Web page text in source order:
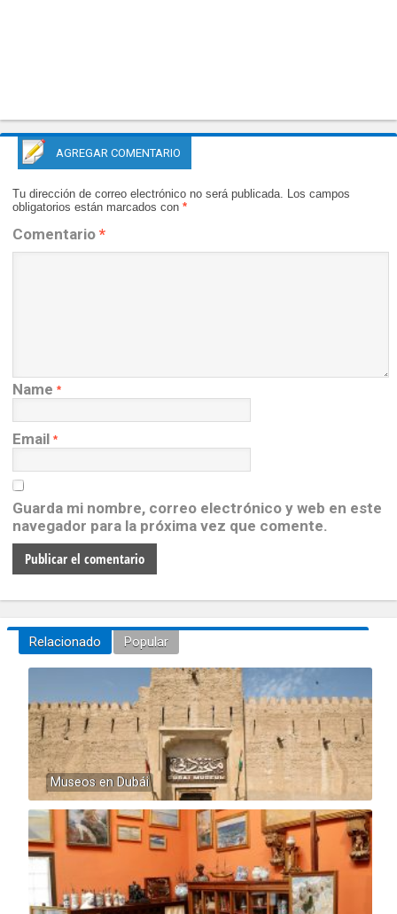
AGREGAR COMENTARIO
Tu dirección de correo electrónico no será publicada. Los campos
obligatorios están marcados con *
Comentario *
Name *
Email *
Guarda mi nombre, correo electrónico y web en este
navegador para la próxima vez que comente.
Relacionado Popular
Museos en Dubái